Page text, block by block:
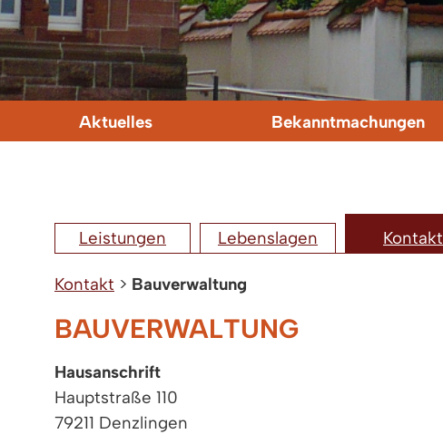
Aktuelles Bekanntmachungen
Leistungen Lebenslagen Kontakt
Kontakt > Bauverwaltung
BAUVERWALTUNG
Hausanschrift
Hauptstraße 110
79211 Denzlingen